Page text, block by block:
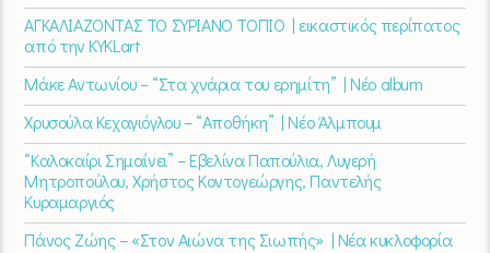
ΑΓΚΑΛΙΑΖΟΝΤΑΣ ΤΟ ΣΥΡΙΑΝΟ ΤΟΠΙΟ | εικαστικός περίπατος
από την KYKLart
Μάκε Αντωνίου – “Στα χνάρια του ερημίτη” | Νέο album
Χρυσούλα Κεχαγιόγλου – “Αποθήκη” | Νέο Άλμπουμ
“Καλοκαίρι Σημαίνει” – Εβελίνα Παπούλια, Λυγερή
Μητροπούλου, Χρήστος Κοντογεώργης, Παντελής
Κυραμαργιός
Πάνος Ζώης – «Στον Αιώνα της Σιωπής» | Νέα κυκλοφορία